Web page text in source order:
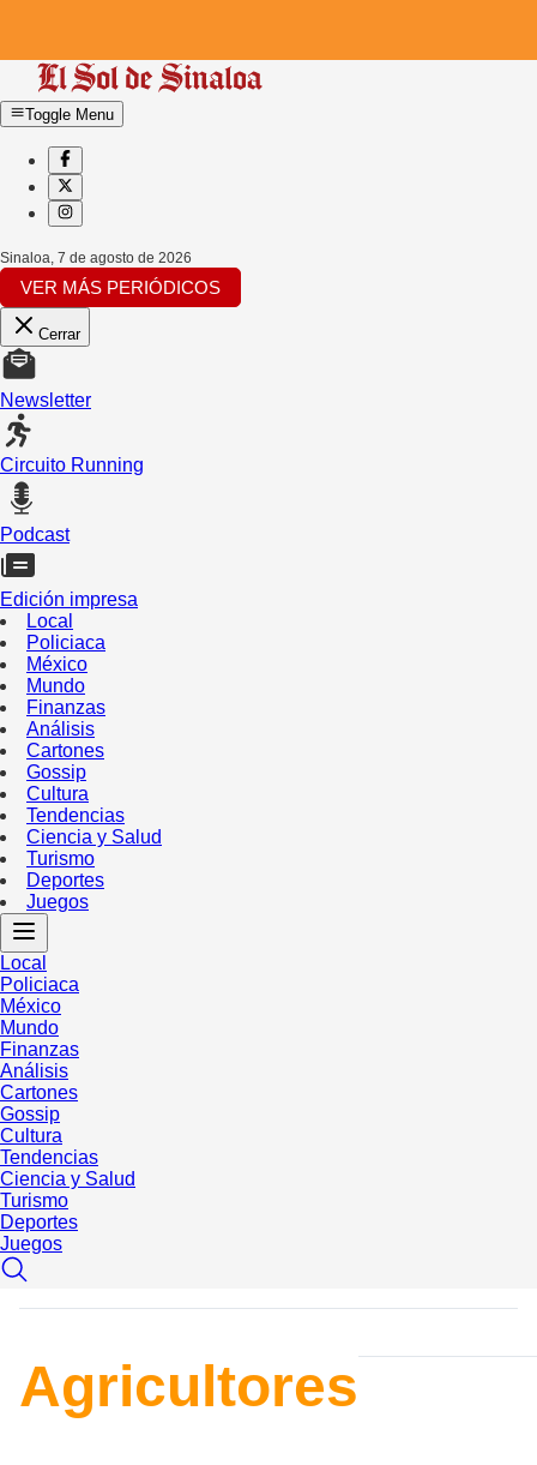
Toggle Menu
Sinaloa, 7 de agosto de 2026
VER MÁS PERIÓDICOS
Cerrar
Newsletter
Circuito Running
Podcast
Edición impresa
Local
Policiaca
México
Mundo
Finanzas
Análisis
Cartones
Gossip
Cultura
Tendencias
Ciencia y Salud
Turismo
Deportes
Juegos
Local
Policiaca
México
Mundo
Finanzas
Análisis
Cartones
Gossip
Cultura
Tendencias
Ciencia y Salud
Turismo
Deportes
Juegos
Agricultores